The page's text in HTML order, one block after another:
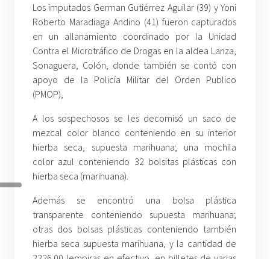
Los imputados German Gutiérrez Aguilar (39) y Yoni
Roberto Maradiaga Andino (41) fueron capturados
en un allanamiento coordinado por la Unidad
Contra el Microtráfico de Drogas en la aldea Lanza,
Sonaguera, Colón, donde también se contó con
apoyo de la Policía Militar del Orden Publico
(PMOP),
A los sospechosos se les decomisó un saco de
mezcal color blanco conteniendo en su interior
hierba seca, supuesta marihuana; una mochila
color azul conteniendo 32 bolsitas plásticas con
hierba seca (marihuana).
Además se encontró una bolsa plástica
transparente conteniendo supuesta marihuana;
otras dos bolsas plásticas conteniendo también
hierba seca supuesta marihuana, y la cantidad de